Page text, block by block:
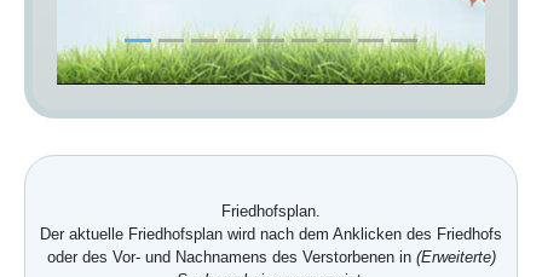
Friedhofsplan.
Der aktuelle Friedhofsplan wird nach dem Anklicken des Friedhofs
oder des Vor- und Nachnamens des Verstorbenen in (Erweiterte)